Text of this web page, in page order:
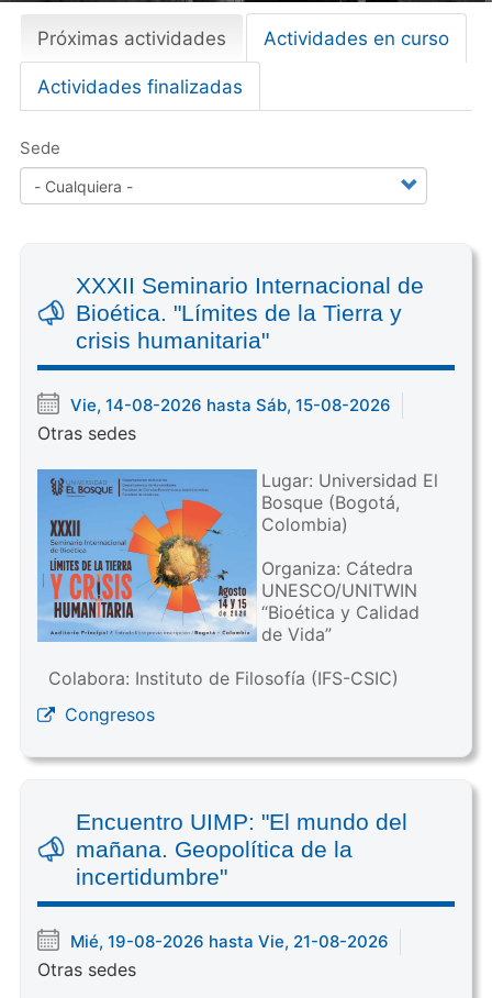
Primary
tabs
Próximas actividades
s
o
l
p
t
i
a
Actividades en curso
Actividades finalizadas
Sede
XXXII Seminario Internacional de
Bioética. "Límites de la Tierra y
crisis humanitaria"
Vie, 14-08-2026 hasta Sáb, 15-08-2026
Otras sedes
Lugar: Universidad El
Bosque (Bogotá,
Colombia)
Organiza: Cátedra
UNESCO/UNITWIN
“Bioética y Calidad
de Vida”
Colabora: Instituto de Filosofía (IFS-CSIC)
Congresos
Encuentro UIMP: "El mundo del
mañana. Geopolítica de la
incertidumbre"
Mié, 19-08-2026 hasta Vie, 21-08-2026
Otras sedes